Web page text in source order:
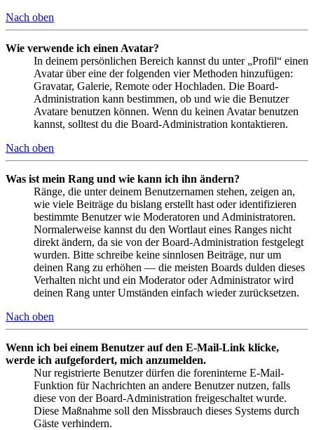
Nach oben
Wie verwende ich einen Avatar?
In deinem persönlichen Bereich kannst du unter „Profil“ einen
Avatar über eine der folgenden vier Methoden hinzufügen:
Gravatar, Galerie, Remote oder Hochladen. Die Board-
Administration kann bestimmen, ob und wie die Benutzer
Avatare benutzen können. Wenn du keinen Avatar benutzen
kannst, solltest du die Board-Administration kontaktieren.
Nach oben
Was ist mein Rang und wie kann ich ihn ändern?
Ränge, die unter deinem Benutzernamen stehen, zeigen an,
wie viele Beiträge du bislang erstellt hast oder identifizieren
bestimmte Benutzer wie Moderatoren und Administratoren.
Normalerweise kannst du den Wortlaut eines Ranges nicht
direkt ändern, da sie von der Board-Administration festgelegt
wurden. Bitte schreibe keine sinnlosen Beiträge, nur um
deinen Rang zu erhöhen — die meisten Boards dulden dieses
Verhalten nicht und ein Moderator oder Administrator wird
deinen Rang unter Umständen einfach wieder zurücksetzen.
Nach oben
Wenn ich bei einem Benutzer auf den E-Mail-Link klicke,
werde ich aufgefordert, mich anzumelden.
Nur registrierte Benutzer dürfen die foreninterne E-Mail-
Funktion für Nachrichten an andere Benutzer nutzen, falls
diese von der Board-Administration freigeschaltet wurde.
Diese Maßnahme soll den Missbrauch dieses Systems durch
Gäste verhindern.